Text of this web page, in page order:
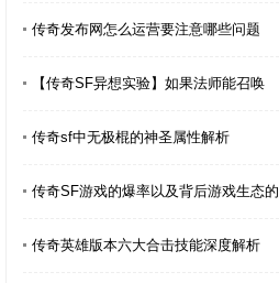
传奇发布网怎么运营要注意哪些问题
​【传奇SF异想实验】如果法师能召唤
传奇sf中无极棍的神圣属性解析
传奇SF游戏的爆率以及背后游戏生态的
传奇英雄版本六大合击技能深度解析